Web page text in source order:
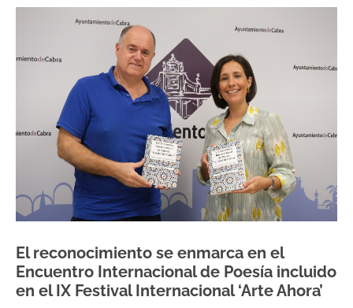
El reconocimiento se enmarca en el
Encuentro Internacional de Poesía incluido
en el IX Festival Internacional ‘Arte Ahora’